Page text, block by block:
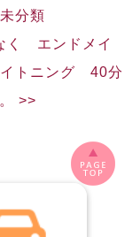
未分類
く エンドメイ
トニング 40分
>>